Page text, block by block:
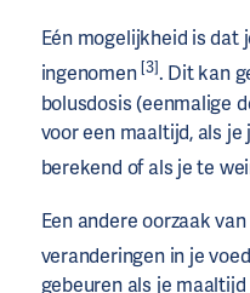
Eén mogelijkheid is dat
ingenomen[3]. Dit kan
bolusdosis (eenmalige
voor een maaltijd, als
berekend of als je te
Een andere oorzaak
veranderingen in je
gebeuren als je